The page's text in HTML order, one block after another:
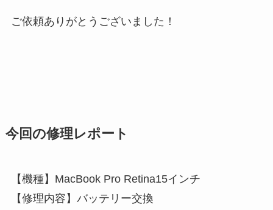
ご依頼ありがとうございました！
今回の修理レポート
【機種】MacBook Pro Retina15インチ
【修理内容】バッテリー交換